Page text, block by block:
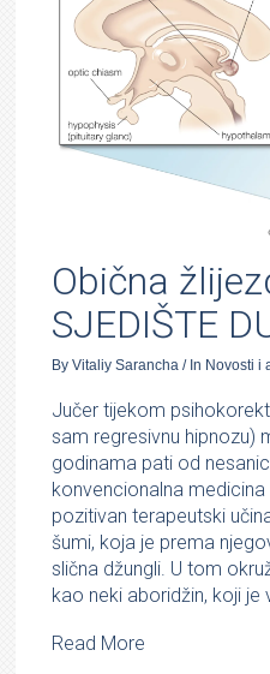
Obična
SJEDIŠTE
ByVitaliy Sarancha / In Novosti i
Jučer tijekom
sam regresivnu hipnozu)
godinama pati od
konvencionalna
pozitivan terapeutski
šumi, koja je prema
slična džungli. U tom
kao neki aboridžin, koji je
Read More